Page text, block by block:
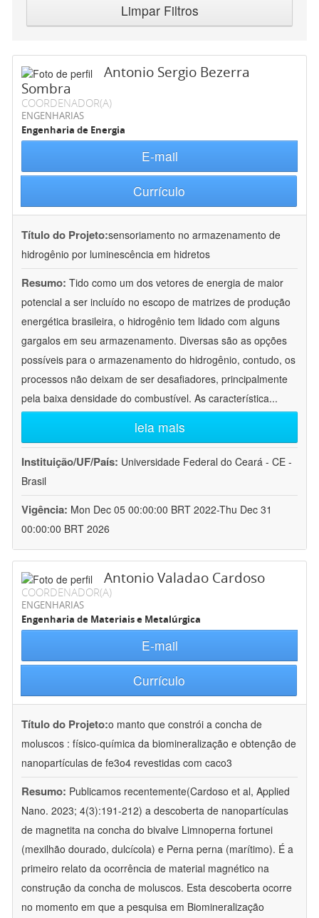
Limpar Filtros
Antonio Sergio Bezerra
Sombra
COORDENADOR(A)
ENGENHARIAS
Engenharia de Energia
E-mail
Currículo
Título do Projeto:sensoriamento no armazenamento de
hidrogênio por luminescência em hidretos
Resumo: Tido como um dos vetores de energia de maior
potencial a ser incluído no escopo de matrizes de produção
energética brasileira, o hidrogênio tem lidado com alguns
gargalos em seu armazenamento. Diversas são as opções
possíveis para o armazenamento do hidrogênio, contudo, os
processos não deixam de ser desafiadores, principalmente
pela baixa densidade do combustível. As característica...
leia mais
Instituição/UF/País: Universidade Federal do Ceará - CE -
Brasil
Vigência: Mon Dec 05 00:00:00 BRT 2022-Thu Dec 31
00:00:00 BRT 2026
Antonio Valadao Cardoso
COORDENADOR(A)
ENGENHARIAS
Engenharia de Materiais e Metalúrgica
E-mail
Currículo
Título do Projeto:o manto que constrói a concha de
moluscos : físico-química da biomineralização e obtenção de
nanopartículas de fe3o4 revestidas com caco3
Resumo: Publicamos recentemente(Cardoso et al, Applied
Nano. 2023; 4(3):191-212) a descoberta de nanopartículas
de magnetita na concha do bivalve Limnoperna fortunei
(mexilhão dourado, dulcícola) e Perna perna (marítimo). É a
primeiro relato da ocorrência de material magnético na
construção da concha de moluscos. Esta descoberta ocorre
no momento em que a pesquisa em Biomineralização